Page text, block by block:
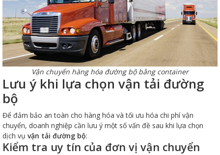
Vận chuyển hàng hóa đường bộ bằng container
Lưu ý khi lựa chọn vận tải đường
bộ
Để đảm bảo an toàn cho hàng hóa và tối ưu hóa chi phí vận
chuyển, doanh nghiệp cần lưu ý một số vấn đề sau khi lựa chọn
dịch vụ vận tải đường bộ:
Kiểm tra uy tín của đơn vị vận chuyển